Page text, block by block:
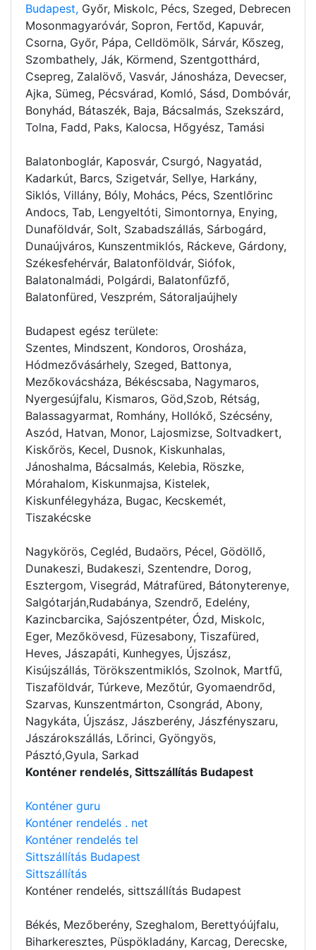
Budapest, Győr, Miskolc, Pécs, Szeged, Debrecen
Mosonmagyaróvár, Sopron, Fertőd, Kapuvár,
Csorna, Győr, Pápa, Celldömölk, Sárvár, Kőszeg,
Szombathely, Ják, Körmend, Szentgotthárd,
Csepreg, Zalalövő, Vasvár, Jánosháza, Devecser,
Ajka, Sümeg, Pécsvárad, Komló, Sásd, Dombóvár,
Bonyhád, Bátaszék, Baja, Bácsalmás, Szekszárd,
Tolna, Fadd, Paks, Kalocsa, Hőgyész, Tamási
Balatonboglár, Kaposvár, Csurgó, Nagyatád,
Kadarkút, Barcs, Szigetvár, Sellye, Harkány,
Siklós, Villány, Bóly, Mohács, Pécs, Szentlőrinc
Andocs, Tab, Lengyeltóti, Simontornya, Enying,
Dunaföldvár, Solt, Szabadszállás, Sárbogárd,
Dunaújváros, Kunszentmiklós, Ráckeve, Gárdony,
Székesfehérvár, Balatonföldvár, Siófok,
Balatonalmádi, Polgárdi, Balatonfűzfő,
Balatonfüred, Veszprém, Sátoraljaújhely
Budapest egész területe:
Szentes, Mindszent, Kondoros, Orosháza,
Hódmezővásárhely, Szeged, Battonya,
Mezőkovácsháza, Békéscsaba, Nagymaros,
Nyergesújfalu, Kismaros, Göd,Szob, Rétság,
Balassagyarmat, Romhány, Hollókő, Szécsény,
Aszód, Hatvan, Monor, Lajosmizse, Soltvadkert,
Kiskőrös, Kecel, Dusnok, Kiskunhalas,
Jánoshalma, Bácsalmás, Kelebia, Röszke,
Mórahalom, Kiskunmajsa, Kistelek,
Kiskunfélegyháza, Bugac, Kecskemét,
Tiszakécske
Nagykörös, Cegléd, Budaörs, Pécel, Gödöllő,
Dunakeszi, Budakeszi, Szentendre, Dorog,
Esztergom, Visegrád, Mátrafüred, Bátonyterenye,
Salgótarján,Rudabánya, Szendrő, Edelény,
Kazincbarcika, Sajószentpéter, Ózd, Miskolc,
Eger, Mezőkövesd, Füzesabony, Tiszafüred,
Heves, Jászapáti, Kunhegyes, Újszász,
Kisújszállás, Törökszentmiklós, Szolnok, Martfű,
Tiszaföldvár, Túrkeve, Mezőtúr, Gyomaendrőd,
Szarvas, Kunszentmárton, Csongrád, Abony,
Nagykáta, Újszász, Jászberény, Jászfényszaru,
Jászárokszállás, Lőrinci, Gyöngyös,
Pásztó,Gyula, Sarkad
Konténer rendelés, Sittszállítás Budapest
Konténer guru
Konténer rendelés . net
Konténer rendelés tel
Sittszállítás Budapest
Sittszállítás
Konténer rendelés, sittszállítás Budapest
Békés, Mezőberény, Szeghalom, Berettyóújfalu,
Biharkeresztes, Püspökladány, Karcag, Derecske,